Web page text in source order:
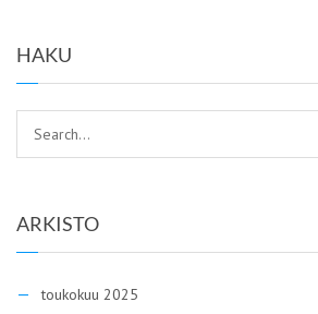
HAKU
ARKISTO
toukokuu 2025